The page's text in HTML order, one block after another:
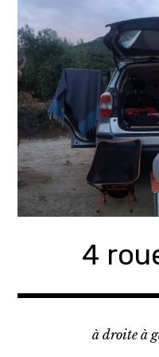
Accéder
contenu
principal
4
à droite à